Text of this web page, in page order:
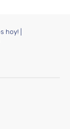
hoy!